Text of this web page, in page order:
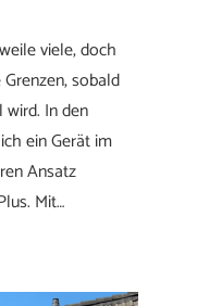
viele, doch
sobald
In den
ein Gerät im
Ansatz
Mit…